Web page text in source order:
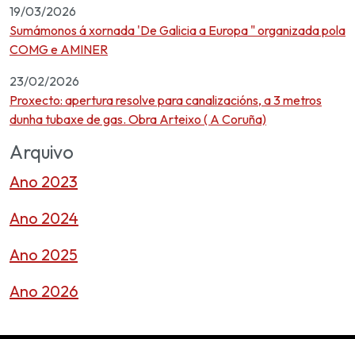
19/03/2026
Sumámonos á xornada 'De Galicia a Europa " organizada pola
COMG e AMINER
23/02/2026
Proxecto: apertura resolve para canalizacións, a 3 metros
dunha tubaxe de gas. Obra Arteixo ( A Coruña)
Arquivo
Ano 2023
Ano 2024
Ano 2025
Ano 2026